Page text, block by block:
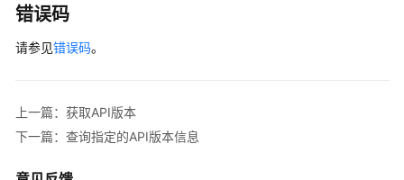
询
本
表
错误码
请参见错误码。
上一篇：获取API版本
下一篇：查询指定的API版本信息